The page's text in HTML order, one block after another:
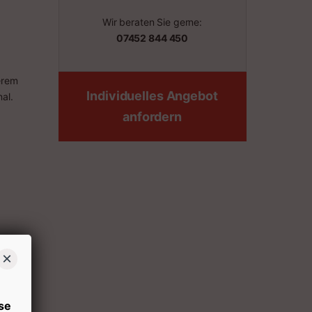
Wir beraten Sie gerne:
07452 844 450
Individuelles Angebot
anfordern
×